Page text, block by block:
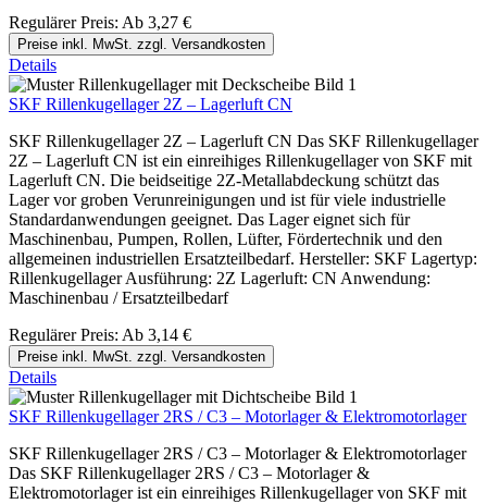
Regulärer Preis: Ab 3,27 €
Preise inkl. MwSt. zzgl. Versandkosten
Details
SKF Rillenkugellager 2Z – Lagerluft CN
SKF Rillenkugellager 2Z – Lagerluft CN Das SKF Rillenkugellager
2Z – Lagerluft CN ist ein einreihiges Rillenkugellager von SKF mit
Lagerluft CN. Die beidseitige 2Z-Metallabdeckung schützt das
Lager vor groben Verunreinigungen und ist für viele industrielle
Standardanwendungen geeignet. Das Lager eignet sich für
Maschinenbau, Pumpen, Rollen, Lüfter, Fördertechnik und den
allgemeinen industriellen Ersatzteilbedarf. Hersteller: SKF Lagertyp:
Rillenkugellager Ausführung: 2Z Lagerluft: CN Anwendung:
Maschinenbau / Ersatzteilbedarf
Regulärer Preis: Ab 3,14 €
Preise inkl. MwSt. zzgl. Versandkosten
Details
SKF Rillenkugellager 2RS / C3 – Motorlager & Elektromotorlager
SKF Rillenkugellager 2RS / C3 – Motorlager & Elektromotorlager
Das SKF Rillenkugellager 2RS / C3 – Motorlager &
Elektromotorlager ist ein einreihiges Rillenkugellager von SKF mit